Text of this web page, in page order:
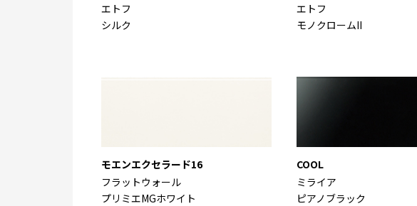
エトフ
シルク
エトフ
モノクロームII
モエンエクセラード16
フラットウォール
プリミエMGホワイト
COOL
ミライア
ピアノブラック